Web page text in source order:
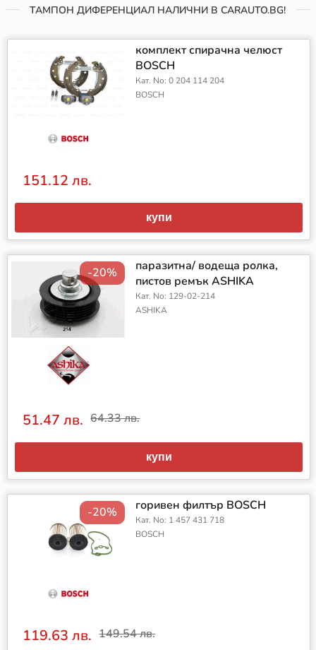
ТАМПОН ДИФЕРЕНЦИАЛ НАЛИЧНИ В CARAUTO.BG!
комплект спирачна челюст
BOSCH
Кат. No: 0 204 114 204
BOSCH
151.12 лв.
купи
-20%
паразитна/ водеща ролка,
пистов ремък ASHIKA
Кат. No: 129-02-214
ASHIKA
51.47 лв. 64.33 лв.
купи
-20% горивен филтър BOSCH
Кат. No: 1 457 431 718
BOSCH
119.63 лв. 149.54 лв.